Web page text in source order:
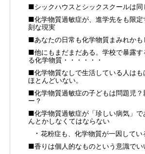
■シックハウスとシックスクールは同
■化学物質過敏症が、進学先をも限定
刻な現実
■あなたの日常も化学物質まみれかも
■他にもまだまだある。学校で暴露す
る化学物質・・・・・・
■化学物質なしで生活している人はも
ほとんどいない。
■化学物質過敏症の子どもは問題児？
ー？
■化学物質過敏症が「珍しい病気」で
んとかしなくてはならない
花粉症も、化学物質が一因してい
■香りは個人的なものという意識でい